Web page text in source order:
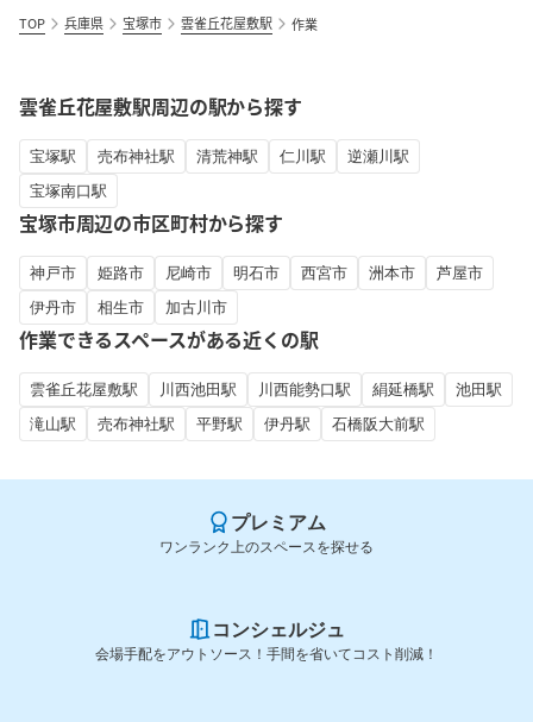
TOP 兵庫県 宝塚市 雲雀丘花屋敷駅 作業
雲雀丘花屋敷駅周辺の駅から探す
宝塚駅 売布神社駅 清荒神駅 仁川駅
逆瀬川駅
宝塚南口駅
宝塚市周辺の市区町村から探す
神戸市 姫路市 尼崎市 明石市 西宮市 洲本市
芦屋市
伊丹市
相生市 加古川市
作業できるスペースがある近くの駅
雲雀丘花屋敷駅 川西池田駅 川西能勢口駅 絹延橋駅
池田駅
滝山駅
売布神社駅 平野駅 伊丹駅 石橋阪大前駅
プレミアム
ワンランク上のスペースを探せる
コンシェルジュ
会場手配をアウトソース！手間を省いてコスト削減！